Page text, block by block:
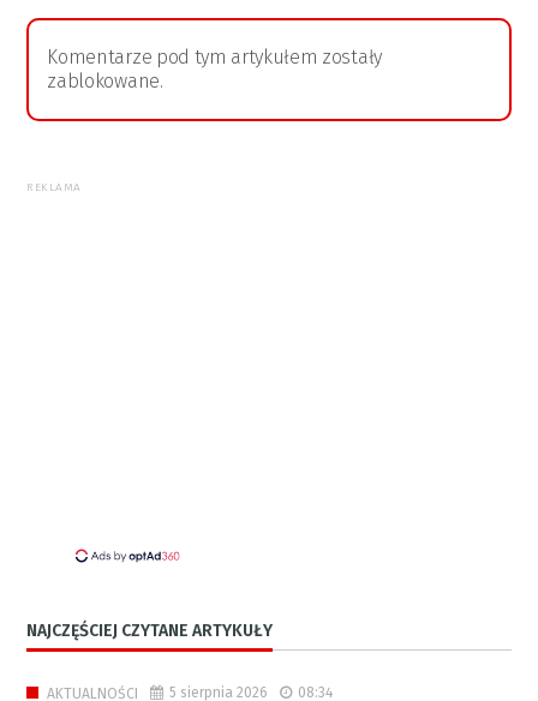
Komentarze pod tym artykułem zostały
zablokowane.
REKLAMA
NAJCZĘŚCIEJ CZYTANE ARTYKUŁY
AKTUALNOŚCI 5 sierpnia 2026 08:34